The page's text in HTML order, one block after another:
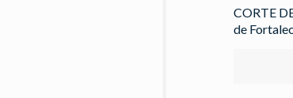
CORTE
de